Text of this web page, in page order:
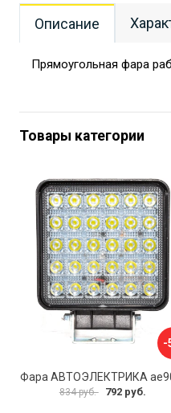
Описание
Прямоугольная фара
Товары категории
-
834 руб. 792 руб.